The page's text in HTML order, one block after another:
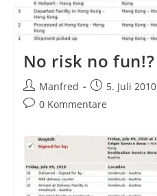
No risk no fun!?
Beitrags-
Autor:
Manfred
Beitrag
veröffentlicht:
5. Juli 2010
Beitrags-
0 Kommentare